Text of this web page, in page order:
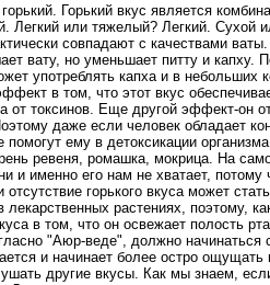
Горький вкус является
Легкий или тяжелый? Легкий. Сухой
совпадают с качествами
вату, но уменьшает питту и капху.
употреблять капха и в
в том, что этот вкус
от токсинов. Еще другой эффект-он
даже если человек обладает
помогут ему в детоксикации
ревеня, ромашка, мокрица. На
и именно его нам не хватает, потому
отсутствие горького вкуса может
лекарственных растениях, поэтому,
в том, что он освежает полость
"Аюр-веде", должно начинаться
и начинает более остро
другие вкусы. Как мы знаем,